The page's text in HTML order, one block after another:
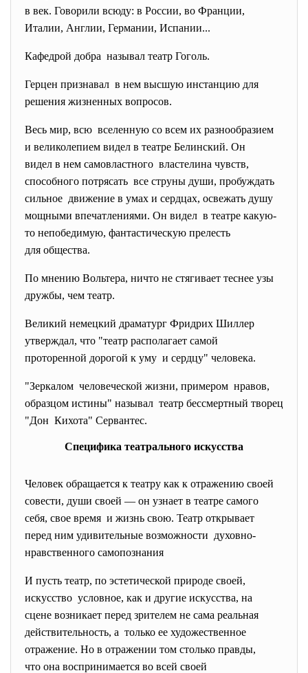
в век. Говорили всюду: в России, во Франции,
Италии, Англии, Германии, Испании...
Кафедрой добра называл театр Гоголь.
Герцен признавал в нем высшую инстанцию для
решения жизненных вопросов.
Весь мир, всю вселенную со всем их разнообразием
и великолепием видел в театре Белинский. Он
видел в нем самовластного властелина чувств,
способного потрясать все струны души, пробуждать
сильное движение в умах и сердцах, освежать душу
мощными впечатлениями. Он видел в театре какую-
то непобедимую, фантастическую прелесть
для общества.
По мнению Вольтера, ничто не стягивает теснее узы
дружбы, чем театр.
Великий немецкий драматург Фридрих Шиллер
утверждал, что "театр располагает самой
проторенной дорогой к уму и сердцу" человека.
"Зеркалом человеческой жизни, примером нравов,
образцом истины" называл театр бессмертный творец
"Дон Кихота" Сервантес.
Специфика театрального искусства
Человек обращается к театру как к отражению своей
совести, души своей — он узнает в театре самого
себя, свое время и жизнь свою. Театр открывает
перед ним удивительные возможности духовно-
нравственного самопознания
И пусть театр, по эстетической природе своей,
искусство условное, как и другие искусства, на
сцене возникает перед зрителем не сама реальная
действительность, а только ее художественное
отражение. Но в отражении том столько правды,
что она воспринимается во всей своей